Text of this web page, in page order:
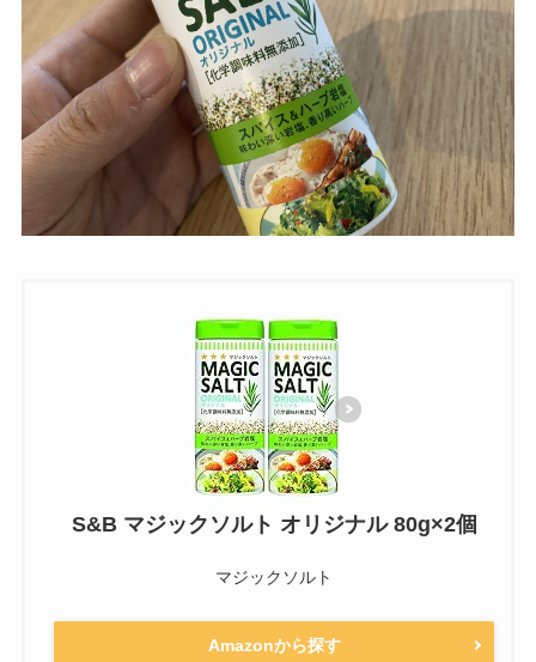
S&B マジックソルト オリジナル 80g×2個
マジックソルト
Amazonから探す